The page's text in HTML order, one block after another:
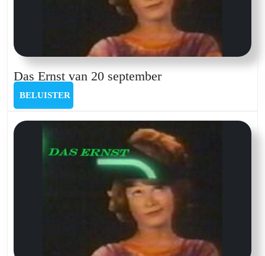
Das Ernst van 20 septemberDas
20
september
BELUISTER